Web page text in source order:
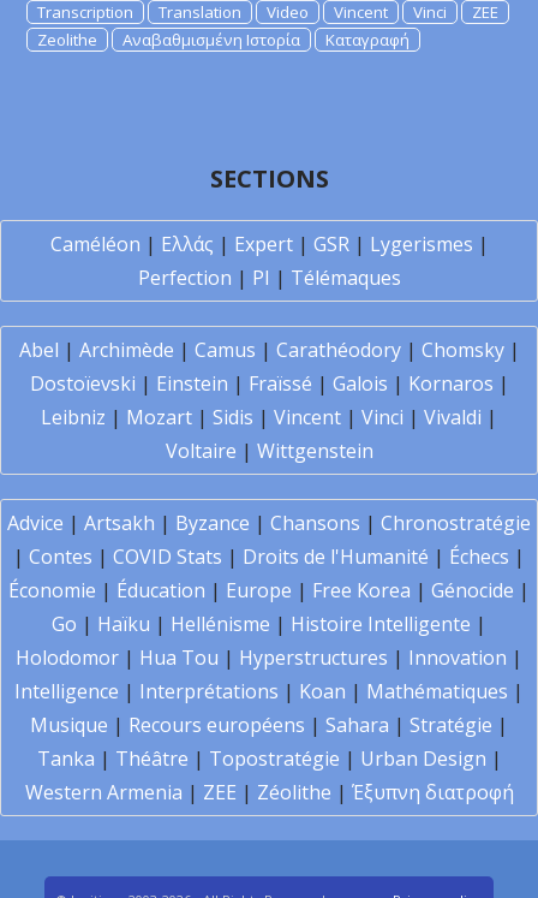
Transcription
Translation Video Vincent Vinci
ZEE
Zeolithe
Αναβαθμισμένη Ιστορία Καταγραφή
SECTIONS
Caméléon | Ελλάς | Expert| GSR| Lygerismes |
Perfection | PI | Télémaques
Abel | Archimède | Camus | Carathéodory| Chomsky|
Dostoïevski | Einstein | Fraïssé | Galois | Kornaros |
Leibniz | Mozart | Sidis | Vincent | Vinci | Vivaldi |
Voltaire | Wittgenstein
Advice | Artsakh | Byzance | Chansons | Chronostratégie
| Contes | COVID Stats | Droits de l'Humanité | Échecs |
Économie | Éducation | Europe | Free Korea | Génocide |
Go | Haïku | Hellénisme | Histoire Intelligente |
Holodomor | Hua Tou | Hyperstructures | Innovation |
Intelligence | Interprétations | Koan | Mathématiques |
Musique | Recours européens | Sahara | Stratégie |
Tanka | Théâtre | Topostratégie | Urban Design |
Western Armenia | ZEE | Zéolithe | Έξυπνη διατροφή